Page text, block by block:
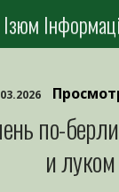
Ізюм
по-
и луком